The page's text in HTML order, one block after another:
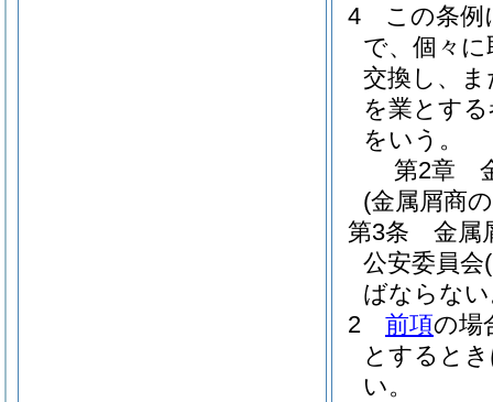
4
この条例
で、個々
交換し、
を業とす
をいう。
第2章
(金属屑商
第3条
金属
公安委員会
ばならな
2
前項の場
とすると
い。